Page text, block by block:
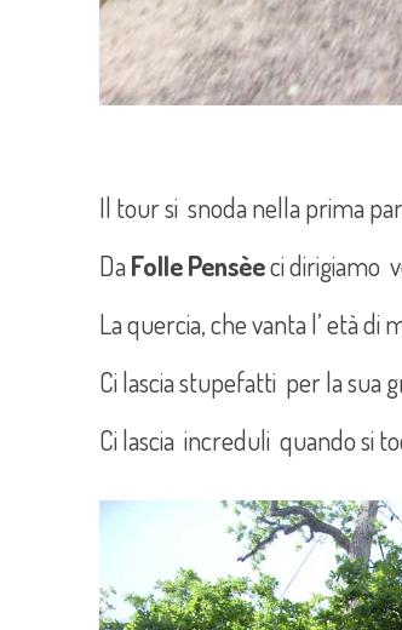
Il tour si snoda nella prima
DaFolle Pensèeci dirigiamo
La quercia, che vanta l’ età
Ci lascia stupefatti per la sua
Ci lascia increduli quando si